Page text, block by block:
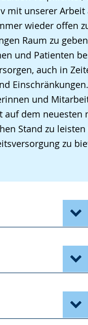
mit unserer Arbeit
wieder offen
Raum zu
und Patienten
auch in
und
auf dem neuesten
Stand zu
zu